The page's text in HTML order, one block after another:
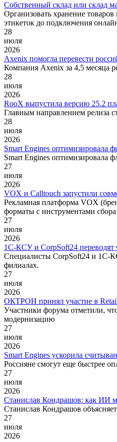
Собственный склад или склад
Организовать хранение
этикеток до подключения
28
июля
2026
Axenix помогла перевести
Компания Axenix за 4,5 месяца
28
июля
2026
RooX выпустила версию 25.2
Главным направлением релиза
28
июля
2026
Smart Engines оптимизировала
Smart Engines оптимизировала
27
июля
2026
VOX и Calltouch запустили
Рекламная платформа VOX
форматы с инструментами
27
июля
2026
1С-КСУ и CorpSoft24 переводят
Специалисты CorpSoft24 и 1С-
филиалах.
27
июля
2026
ОКТРОН принял участие в
Участники форума отметили,
модернизацию
27
июля
2026
Smart Engines ускорила
Россияне смогут еще быстрее
27
июля
2026
Станислав Кондрашов: как ИИ
Станислав Кондрашов
27
июля
2026